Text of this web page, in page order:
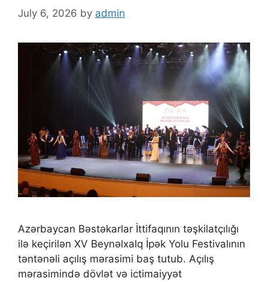
July 6, 2026 by admin
Azərbaycan Bəstəkarlar İttifaqının təşkilatçılığı
ilə keçirilən XV Beynəlxalq İpək Yolu Festivalının
təntənəli açılış mərasimi baş tutub. Açılış
mərasimində dövlət və ictimaiyyət